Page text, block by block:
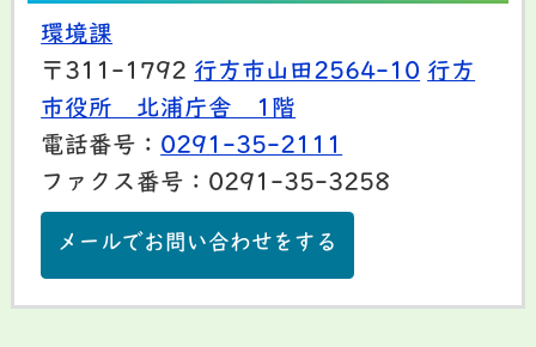
環境課
〒311-1792 行方市山田2564-10 行方
市役所 北浦庁舎 1階
電話番号： 0291-35-2111
ファクス番号：0291-35-3258
メールでお問い合わせをする